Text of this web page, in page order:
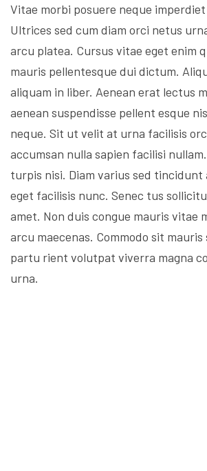
Vitae morbi posuere neque
Ultrices sed cum diam orci netus
arcu platea. Cursus vitae eget enim
mauris pellentesque dui dictum.
aliquam in liber. Aenean erat lectus
aenean suspendisse pellent esque
neque. Sit ut velit at urna facilisis
accumsan nulla sapien facilisi
turpis nisi. Diam varius sed tincidunt
eget facilisis nunc. Senec tus
amet. Non duis congue mauris vitae
arcu maecenas. Commodo sit mauris
partu rient volutpat viverra magna
urna.